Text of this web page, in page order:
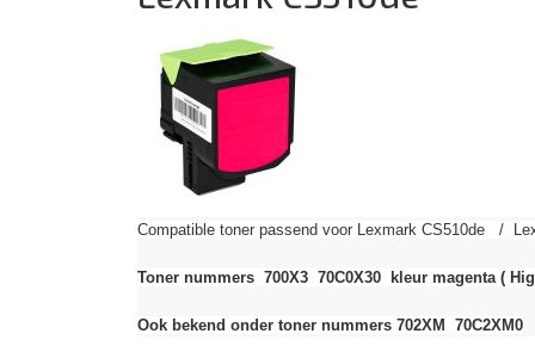
Compatible toner passend voor Lexmark CS510de /
Toner nummers 700X3 70C0X30 kleur magenta (
Ook bekend onder toner nummers 702XM 70C2XM0